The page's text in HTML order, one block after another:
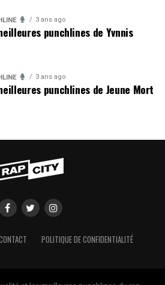
3 ans ago
punchlines de Yvnnis
3 ans ago
punchlines de Jeune Mort
POLITIQUE DE CONFIDENTIALITÉ